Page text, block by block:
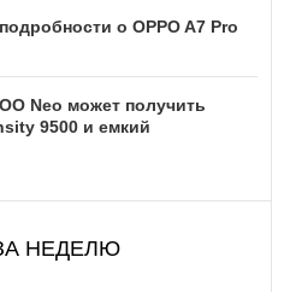
о OPPO A7 Pro
Neo может получить
9500 и емкий
НЕДЕЛЮ